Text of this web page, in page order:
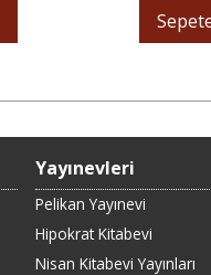
Yayınevleri
Pelikan Yayınevi
Hipokrat Kitabevi
Nisan Kitabevi Yayınları